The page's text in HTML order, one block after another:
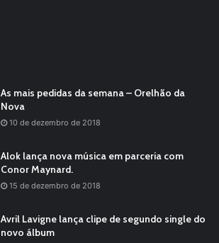
As mais pedidas da semana – Orelhão da
Nova
10 de dezembro de 2018
Alok lança nova música em parceria com
Conor Maynard.
15 de dezembro de 2018
Avril Lavigne lança clipe de segundo single do
novo álbum